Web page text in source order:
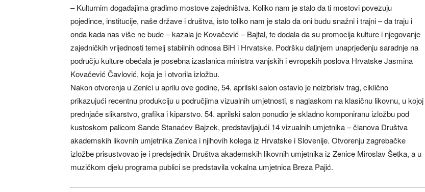
– Kulturnim događajima gradimo mostove zajedništva. Koliko nam je stalo da ti mostovi povezuju
pojedince, institucije, naše države i društva, isto toliko nam je stalo da oni budu snažni i trajni – da traju i
onda kada nas više ne bude – kazala je Kovačević – Bajtal, te dodala da su promocija kulture i njegovanje
zajedničkih vrijednosti temelj stabilnih odnosa BiH i Hrvatske. Podršku daljnjem unaprjeđenju saradnje na
području kulture obećala je posebna izaslanica ministra vanjskih i evropskih poslova Hrvatske Jasmina
Kovačević Čavlović, koja je i otvorila izložbu.
Nakon otvorenja u Zenici u aprilu ove godine, 54. aprilski salon ostavio je neizbrisiv trag, ciklično
prikazujući recentnu produkciju u područjima vizualnih umjetnosti, s naglaskom na klasičnu likovnu, u kojoj
prednjače slikarstvo, grafika i kiparstvo. 54. aprilski salon ponudio je skladno komponiranu izložbu pod
kustoskom palicom Sande Stanaćev Bajzek, predstavljajući 14 vizualnih umjetnika – članova Društva
akademskih likovnih umjetnika Zenica i njihovih kolega iz Hrvatske i Slovenije. Otvorenju zagrebačke
izložbe prisustvovao je i predsjednik Društva akademskih likovnih umjetnika iz Zenice Miroslav Šetka, a u
muzičkom djelu programa publici se predstavila vokalna umjetnica Breza Pajić.